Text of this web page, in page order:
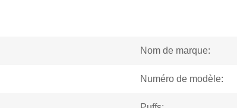
Nom de marque:
Numéro de modèle: